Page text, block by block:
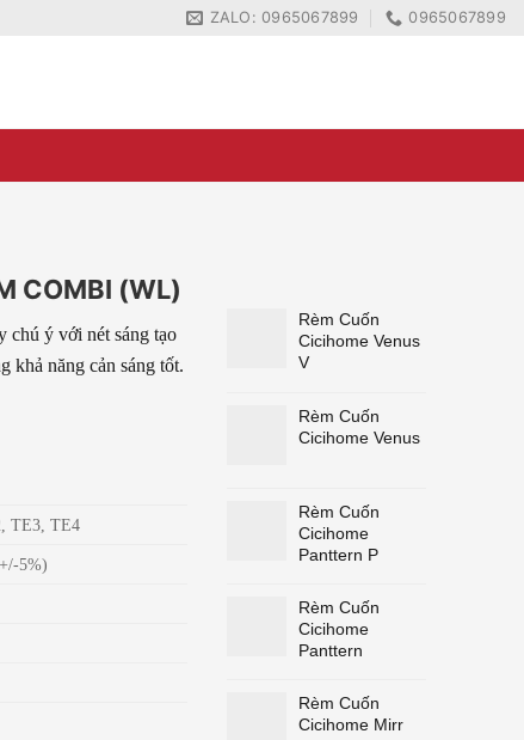
ZALO: 0965067899 0965067899
COMBI (WL)
chú ý với nét sáng tạo
khả năng cản sáng tốt.
TE3, TE4
5%)
Rèm Cuốn
Cicihome Venus
V
Rèm Cuốn
Cicihome Venus
Rèm Cuốn
Cicihome
Panttern P
Rèm Cuốn
Cicihome
Panttern
Rèm Cuốn
Cicihome Mirr